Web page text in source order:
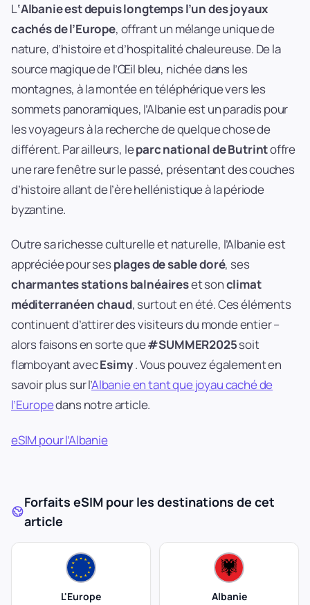
L‘Albanie est depuis longtemps l’un des joyaux
cachés de l’Europe, offrant un mélange unique de
nature, d’histoire et d’hospitalité chaleureuse. De la
source magique de l’Œil bleu, nichée dans les
montagnes, à la montée en téléphérique vers les
sommets panoramiques, l’Albanie est un paradis pour
les voyageurs à la recherche de quelque chose de
différent. Par ailleurs, leparc national de Butrintoffre
une rare fenêtre sur le passé, présentant des couches
d’histoire allant de l’ère hellénistique à la période
byzantine.
Outre sa richesse culturelle et naturelle, l’Albanie est
appréciée pour sesplages de sable doré, ses
charmantes stations balnéaireset sonclimat
méditerranéen chaud, surtout en été. Ces éléments
continuent d’attirer des visiteurs du monde entier –
alors faisons en sorte que#SUMMER2025soit
flamboyant avecEsimy. Vous pouvez également en
savoir plus sur l’Albanie en tant que joyau caché de
l’Europedans notre article.
eSIM pour l’Albanie
Forfaits eSIM pour les destinations de cet
article
L'Europe
Albanie